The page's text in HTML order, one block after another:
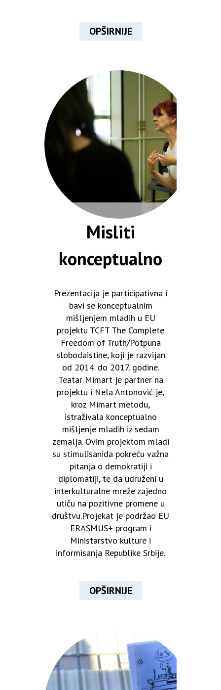
OPŠIRNIJE
Misliti
konceptualno
Prezentacija je participativna i
bavi se konceptualnim
mišljenjem mladih u EU
projektu TCFT The Complete
Freedom of Truth/Potpuna
slobodaistine, koji je razvijan
od 2014. do 2017. godine.
Teatar Mimart je partner na
projektu i Nela Antonović je,
kroz Mimart metodu,
istraživala konceptualno
mišljenje mladih iz sedam
zemalja. Ovim projektom mladi
su stimulisanida pokreću važna
pitanja o demokratiji i
diplomatiji, te da udruženi u
interkulturalne mreže zajedno
utiču na pozitivne promene u
društvu.Projekat je podržao EU
ERASMUS+ program i
Ministarstvo kulture i
informisanja Republike Srbije.
OPŠIRNIJE